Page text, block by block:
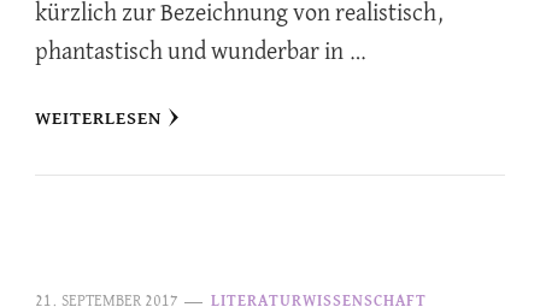
kürzlich zur Bezeichnung von realistisch,
phantastisch und wunderbar in …
WEITERLESEN
21. SEPTEMBER 2017 LITERATURWISSENSCHAFT